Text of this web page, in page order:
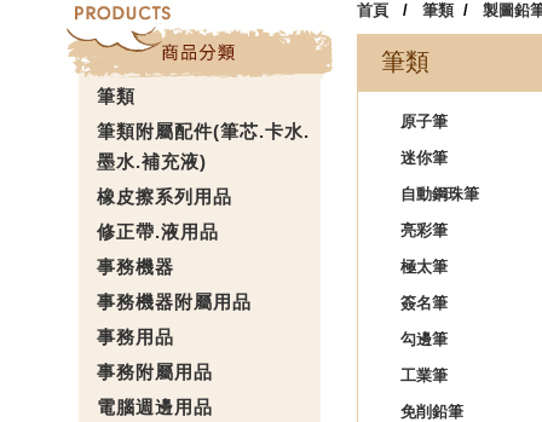
筆類
筆類附屬配件(筆芯.卡水.
墨水.補充液)
橡皮擦系列用品
修正帶.液用品
事務機器
事務機器附屬用品
事務用品
事務附屬用品
電腦週邊用品
首頁 / 筆類/ 製圖鉛
筆類
原子筆
迷你筆
自動鋼珠筆
亮彩筆
極太筆
簽名筆
勾邊筆
工業筆
免削鉛筆